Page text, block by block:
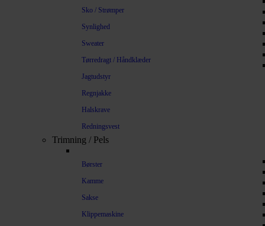
Sko / Strømper
Synlighed
Sweater
Tørredragt / Håndklæder
Jagtudstyr
Regnjakke
Halskrave
Redningsvest
Trimning / Pels
Børster
Kamme
Sakse
Klippemaskine